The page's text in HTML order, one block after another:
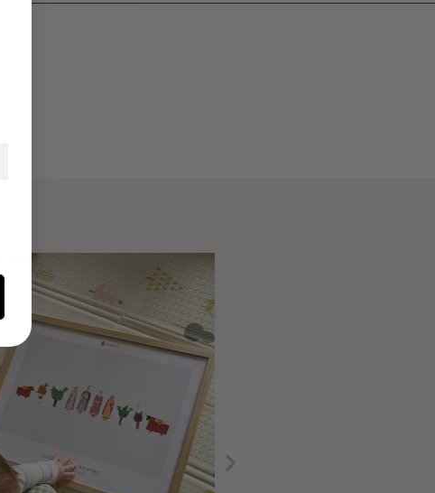
i Cookies i accepto rebre comunicacions